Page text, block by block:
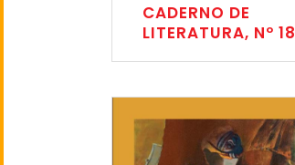
CADERNO DE
LITERATURA, Nº 18